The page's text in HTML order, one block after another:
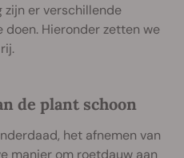
zijn er verschillende
Hieronder zetten we
de plant schoon
het afnemen van
manier om roetdauw aan